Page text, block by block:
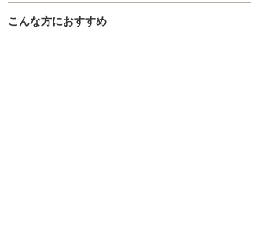
こんな方におすすめ